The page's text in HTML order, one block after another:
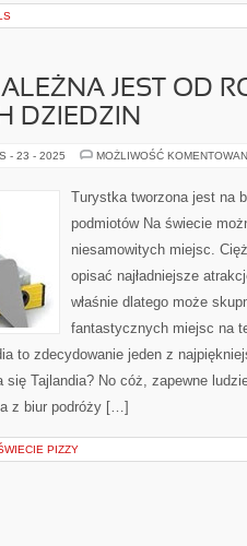
JEST OD
DZIEDZIN
- 23 - 2025 MOŻLIWOŚĆ
Turystka tworzona jest na
podmiotów Na świecie
niesamowitych miejsc.
opisać najładniejsze
właśnie dlatego może
fantastycznych miejsc na
to zdecydowanie jeden z
się Tajlandia? No cóż, zapewne
z biur podróży […]
PIZZY